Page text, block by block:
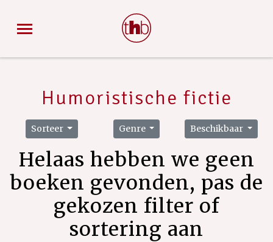
Humoristische fictie
Sorteer Genre Beschikbaar
Helaas hebben we geen
boeken gevonden, pas de
gekozen filter of
sortering aan